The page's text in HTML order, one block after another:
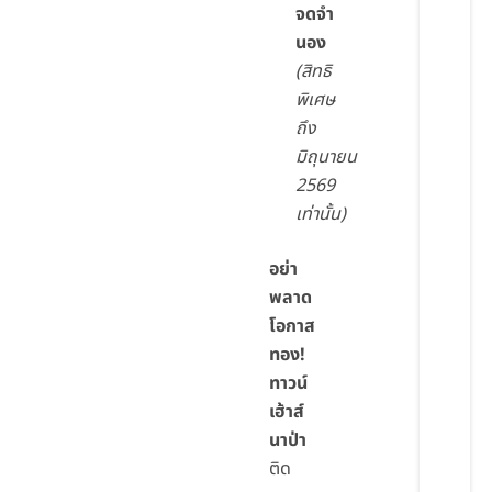
จดจำ
นอง
(สิทธิ
พิเศษ
ถึง
มิถุนายน
2569
เท่านั้น)
อย่า
พลาด
โอกาส
ทอง!
ทาวน์
เฮ้าส์
นาป่า
ติด